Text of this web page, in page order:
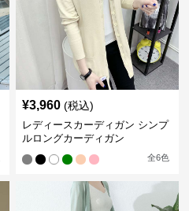
¥3,960 (税込)
レディースカーディガン シンプ
ルロングカーディガン
全6色